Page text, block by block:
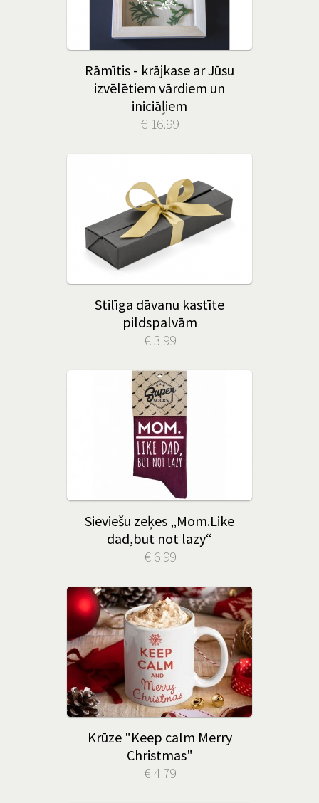
Rāmītis - krājkase ar Jūsu
izvēlētiem vārdiem un
iniciāļiem
€ 16.99
Stilīga dāvanu kastīte
pildspalvām
€ 3.99
Sieviešu zeķes „Mom.Like
dad,but not lazy“
€ 6.99
Krūze "Keep calm Merry
Christmas"
€ 4.79